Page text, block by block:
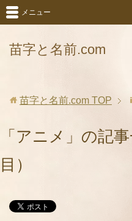
苗字と名前.com
メニュー
苗字と名前.com TOP
「アニメ」の記
目）